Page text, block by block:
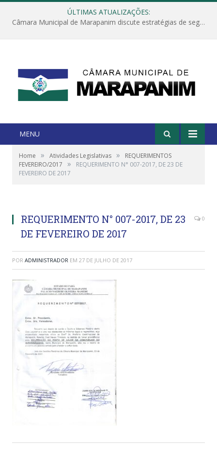
ÚLTIMAS ATUALIZAÇÕES:
Câmara Municipal de Marapanim discute estratégias de segurança com autoridades e poder executivo
MENU
Home » Atividades Legislativas »
REQUERIMENTOS
FEVEREIRO/2017
»
REQUERIMENTO N° 007-2017, DE 23 DE
FEVEREIRO DE 2017
REQUERIMENTO N° 007-2017, DE 23
DE FEVEREIRO DE 2017
0
POR ADMINISTRADOR EM 27 DE JULHO DE 2017